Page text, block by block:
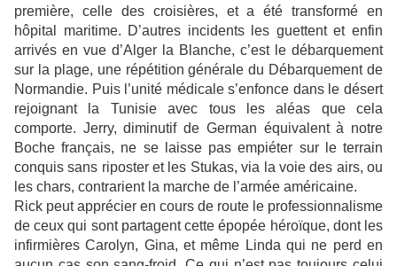
première, celle des croisières, et a été transformé en
hôpital maritime. D’autres incidents les guettent et enfin
arrivés en vue d’Alger la Blanche, c’est le débarquement
sur la plage, une répétition générale du Débarquement de
Normandie. Puis l’unité médicale s’enfonce dans le désert
rejoignant la Tunisie avec tous les aléas que cela
comporte. Jerry, diminutif de German équivalent à notre
Boche français, ne se laisse pas empiéter sur le terrain
conquis sans riposter et les Stukas, via la voie des airs, ou
les chars, contrarient la marche de l’armée américaine.
Rick peut apprécier en cours de route le professionnalisme
de ceux qui sont partagent cette épopée héroïque, dont les
infirmières Carolyn, Gina, et même Linda qui ne perd en